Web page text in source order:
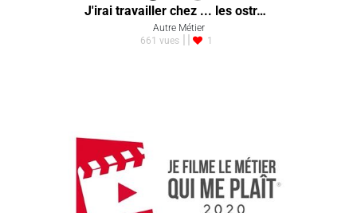
J'irai travailler chez ... les ostr…
Autre Métier
661 vues
1